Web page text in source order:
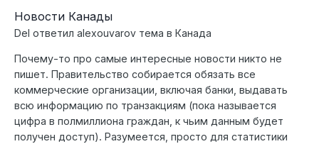
Новости Канады
Del ответил alexouvarov тема в Канада
Почему-то про самые интересные новости никто не
пишет. Правительство собирается обязать все
коммерческие организации, включая банки, выдавать
всю информацию по транзакциям (пока называется
цифра в полмиллиона граждан, к чьим данным будет
получен доступ). Разумеется, просто для статистики